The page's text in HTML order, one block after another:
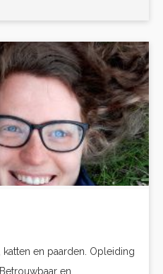
en paarden. Opleiding
en...